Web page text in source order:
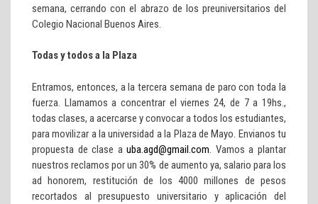
semana, cerrando con el abrazo de los preuniversitarios del
Colegio Nacional Buenos Aires.
Todas y todos a la Plaza
Entramos, entonces, a la tercera semana de paro con toda la
fuerza. Llamamos a concentrar el viernes 24, de 7 a 19hs.,
todas clases, a acercarse y convocar a todos los estudiantes,
para movilizar a la universidad a la Plaza de Mayo. Envianos tu
propuesta de clase auba.agd@gmail.com. Vamos a plantar
nuestros reclamos por un 30% de aumento ya, salario para los
ad honorem, restitución de los 4000 millones de pesos
recortados al presupuesto universitario y aplicación del